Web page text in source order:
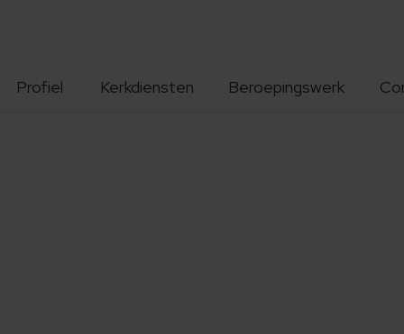
Profiel Kerkdiensten Beroepingswerk